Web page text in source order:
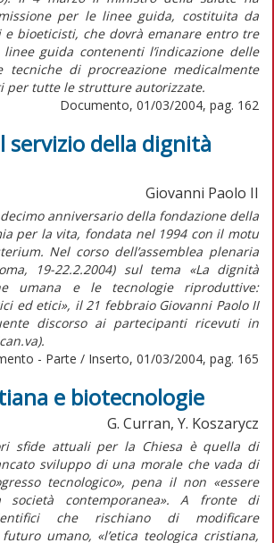
per le linee guida, costituita da
bioeticisti, che dovrà emanare entro tre
guida contenenti l’indicazione delle
tecniche di procreazione medicalmente
per tutte le strutture autorizzate.
Documento, 01/03/2004, pag. 162
servizio della dignità
Giovanni Paolo II
anniversario della fondazione della
per la vita, fondata nel 1994 con il motu
Nel corso dell’assemblea plenaria
19-22.2.2004) sul tema «La dignità
umana e le tecnologie riproduttive:
ed etici», il 21 febbraio Giovanni Paolo II
discorso ai partecipanti ricevuti in
- Parte / Inserto, 01/03/2004, pag. 165
e biotecnologie
G. Curran, Y. Koszarycz
sfide attuali per la Chiesa è quella di
sviluppo di una morale che vada di
tecnologico», pena il non «essere
società contemporanea». A fronte di
che rischiano di modificare
umano, «l’etica teologica cristiana,